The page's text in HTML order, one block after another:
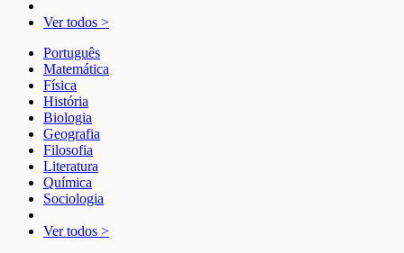
Ver todos >
Português
Matemática
Física
História
Biologia
Geografia
Filosofia
Literatura
Química
Sociologia
Ver todos >